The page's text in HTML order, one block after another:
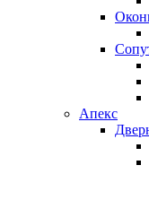
Апекс